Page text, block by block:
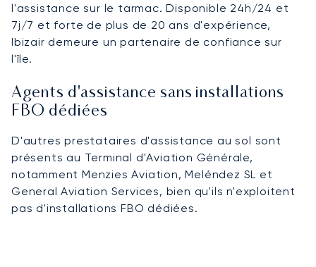
l'assistance sur le tarmac. Disponible 24h/24 et
7j/7 et forte de plus de 20 ans d'expérience,
Ibizair demeure un partenaire de confiance sur
l'île.
Agents d'assistance sans installations
FBO dédiées
D'autres prestataires d'assistance au sol sont
présents au Terminal d'Aviation Générale,
notamment Menzies Aviation, Meléndez SL et
General Aviation Services, bien qu'ils n'exploitent
pas d'installations FBO dédiées.